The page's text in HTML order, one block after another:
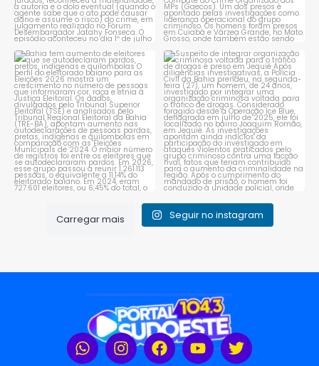
Bahia tem aumento de eleitores
que se autodeclaram...
1 0
Suspeito de integrar
organização criminosa
voltada...
1 0
Carregar mais Seguir no instagram